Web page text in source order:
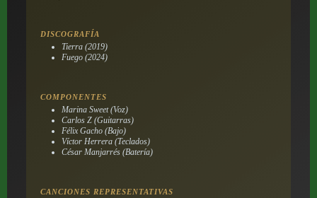
DISCOGRAFÍA
Tierra (2019)
Fuego (2024)
COMPONENTES
Marina Sweet (Voz)
Carlos Z (Guitarras)
Félix Gacho (Bajo)
Víctor Herrera (Teclados)
César Manjarrés (Batería)
CANCIONES REPRESENTATIVAS